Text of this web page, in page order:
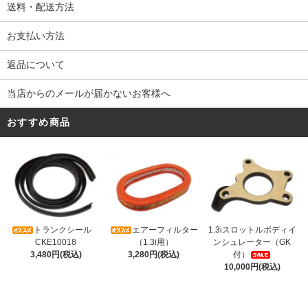
送料・配送方法
お支払い方法
返品について
当店からのメールが届かないお客様へ
おすすめ商品
トランクシール
CKE10018
3,480円(税込)
エアーフィルター
（1.3i用）
3,280円(税込)
1.3iスロットルボディイ
ンシュレーター（GK
付）
10,000円(税込)